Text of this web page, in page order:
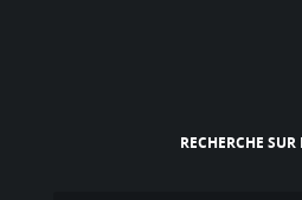
RECHERCHE SUR